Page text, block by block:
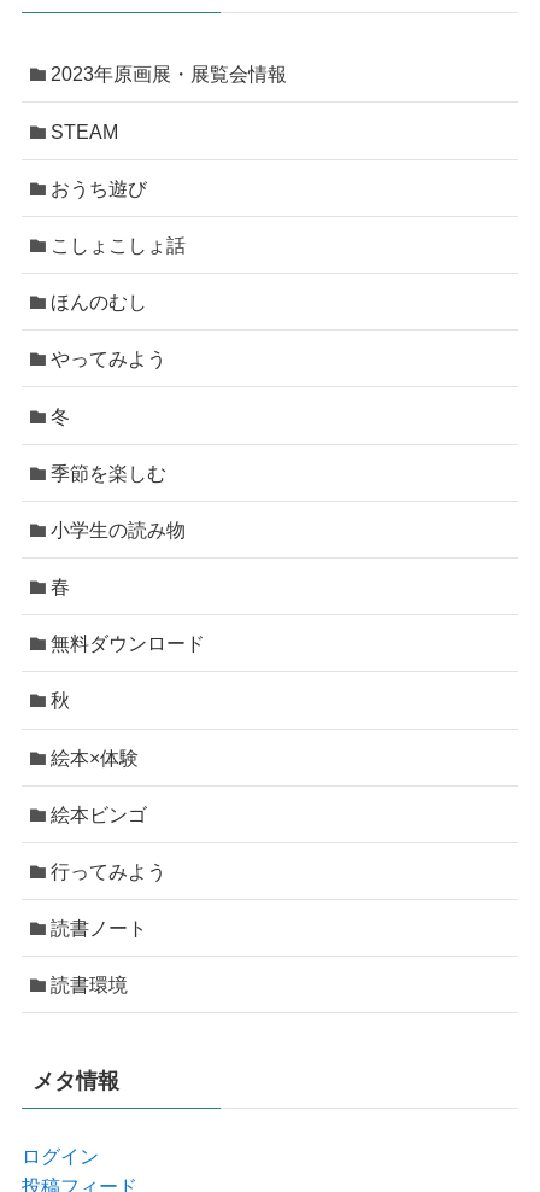
2023年原画展・展覧会情報
STEAM
おうち遊び
こしょこしょ話
ほんのむし
やってみよう
冬
季節を楽しむ
小学生の読み物
春
無料ダウンロード
秋
絵本×体験
絵本ビンゴ
行ってみよう
読書ノート
読書環境
メタ情報
ログイン
投稿フィード